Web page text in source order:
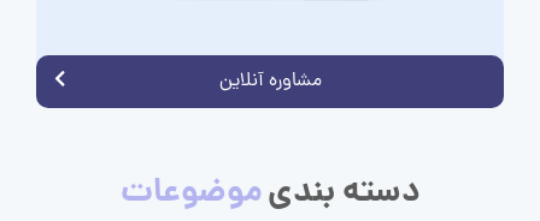
مشاوره آنلاین
دسته بندیموضوعات